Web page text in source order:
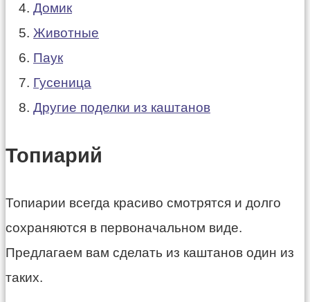
Домик
Животные
Паук
Гусеница
Другие поделки из каштанов
Топиарий
Топиарии всегда красиво смотрятся и долго
сохраняются в первоначальном виде.
Предлагаем вам сделать из каштанов один из
таких.